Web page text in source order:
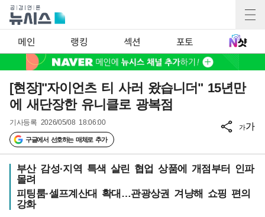
메인 랭킹 섹션 포토
[현장]"자이언츠 티 사러 왔습니더" 15년만
에 새단장한 유니클로 광복점
기사등록 2026/05/08 18:06:00
구글에서 선호하는 매체로 추가
가가
부산 감성·지역 특색 살린 협업 상품에 개점부터 인파
몰려
피팅룸·셀프계산대 확대…관광상권 겨냥해 쇼핑 편의
강화